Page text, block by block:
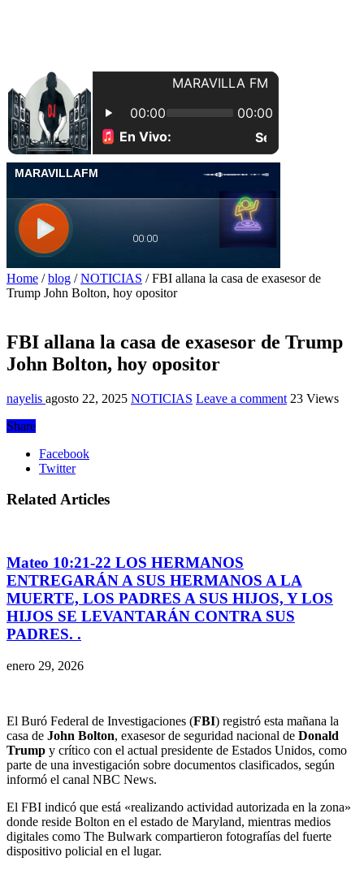
Home / blog / NOTICIAS / FBI allana la casa de exasesor de
Trump John Bolton, hoy opositor
FBI allana la casa de exasesor de Trump
John Bolton, hoy opositor
nayelis agosto 22, 2025 NOTICIAS Leave a comment 23 Views
Share
Facebook
Twitter
Related Articles
Mateo 10:21-22 LOS HERMANOS
ENTREGARÁN A SUS HERMANOS A LA
MUERTE, LOS PADRES A SUS HIJOS, Y LOS
HIJOS SE LEVANTARÁN CONTRA SUS
PADRES. .
enero 29, 2026
El Buró Federal de Investigaciones (FBI) registró esta mañana la
casa de John Bolton, exasesor de seguridad nacional de Donald
Trump y crítico con el actual presidente de Estados Unidos, como
parte de una investigación sobre documentos clasificados, según
informó el canal NBC News.
El FBI indicó que está «realizando actividad autorizada en la zona»
donde reside Bolton en el estado de Maryland, mientras medios
digitales como The Bulwark compartieron fotografías del fuerte
dispositivo policial en el lugar.